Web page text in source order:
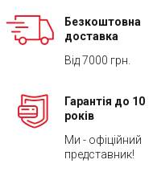
Безкоштовна
доставка
Від 7000 грн.
Гарантія до 10
років
Ми - офіційний
представник!